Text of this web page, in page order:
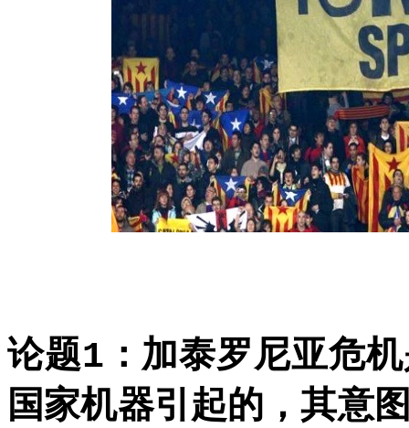
论题1 ：加泰罗尼亚危
国家机器引起的，其意